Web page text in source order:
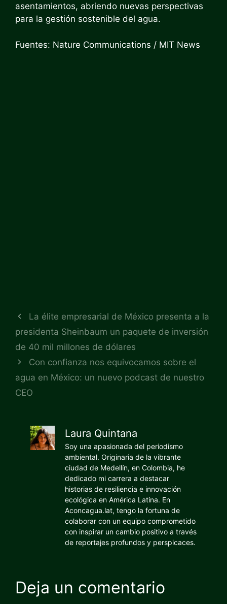
asentamientos, abriendo nuevas perspectivas
para la gestión sostenible del agua.
Fuentes: Nature Communications / MIT News
La élite empresarial de México presenta a la
presidenta Sheinbaum un paquete de inversión
de 40 mil millones de dólares
Con confianza nos equivocamos sobre el
agua en México: un nuevo podcast de nuestro
CEO
Laura Quintana
Soy una apasionada del periodismo
ambiental. Originaria de la vibrante
ciudad de Medellín, en Colombia, he
dedicado mi carrera a destacar
historias de resiliencia e innovación
ecológica en América Latina. En
Aconcagua.lat, tengo la fortuna de
colaborar con un equipo comprometido
con inspirar un cambio positivo a través
de reportajes profundos y perspicaces.
Deja un comentario